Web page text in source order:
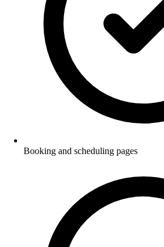
Booking and scheduling pages